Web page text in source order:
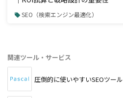
SEO（検索エンジン最適化）
関連ツール・サービス
圧倒的に使いやすいSEOツール